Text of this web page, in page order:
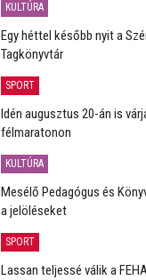
KULTÚRA
Egy héttel később nyit a
Tagkönyvtár
SPORT
Idén augusztus 20-án is
félmaratonon
KULTÚRA
Mesélő Pedagógus és
a jelöléseket
SPORT
Lassan teljessé válik a